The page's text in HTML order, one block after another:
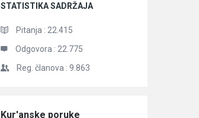
STATISTIKA SADRŽAJA
Pitanja : 22.415
Odgovora : 22.775
Reg. članova : 9.863
Kur'anske poruke